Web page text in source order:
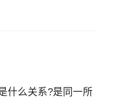
什么关系?是同一所